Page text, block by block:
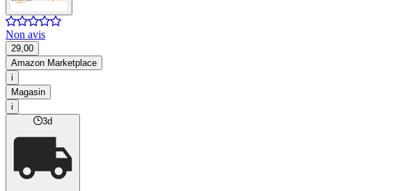
Non avis
29,00
Amazon Marketplace
i
Magasin
i
3d